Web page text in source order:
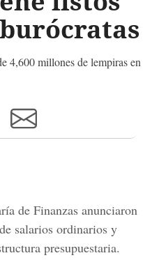
4,600 millones de lempiras en
de Finanzas anunciaron
salarios ordinarios y
presupuestaria.